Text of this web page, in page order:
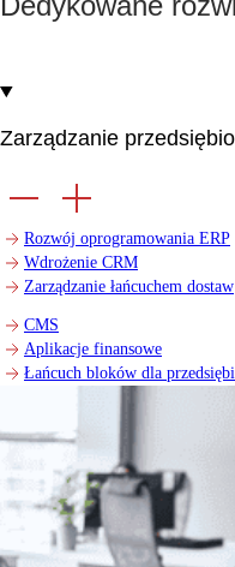
Zarządzanie
Rozwój oprogramowania ERP
Wdrożenie CRM
Zarządzanie łańcuchem dostaw
CMS
Aplikacje finansowe
Łańcuch bloków dla